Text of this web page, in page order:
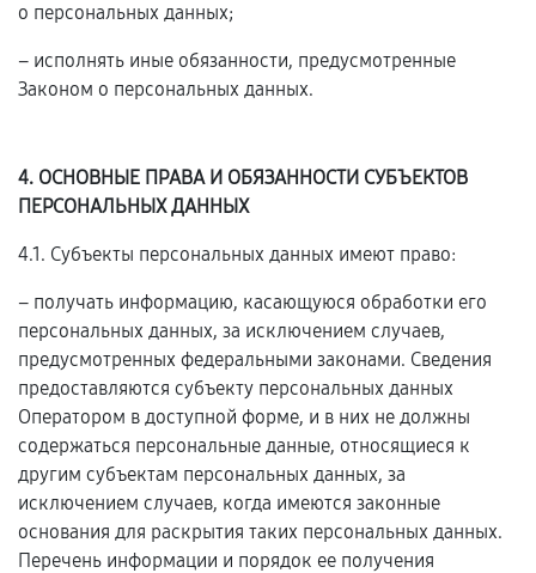
о персональных данных;
– исполнять иные обязанности, предусмотренные
Законом о персональных данных.
4. ОСНОВНЫЕ ПРАВА И ОБЯЗАННОСТИ СУБЪЕКТОВ
ПЕРСОНАЛЬНЫХ ДАННЫХ
4.1. Субъекты персональных данных имеют право:
– получать информацию, касающуюся обработки его
персональных данных, за исключением случаев,
предусмотренных федеральными законами. Сведения
предоставляются субъекту персональных данных
Оператором в доступной форме, и в них не должны
содержаться персональные данные, относящиеся к
другим субъектам персональных данных, за
исключением случаев, когда имеются законные
основания для раскрытия таких персональных данных.
Перечень информации и порядок ее получения